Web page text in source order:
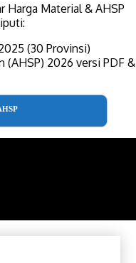
Material & AHSP
(30 Provinsi)
(AHSP) 2026 versi PDF &